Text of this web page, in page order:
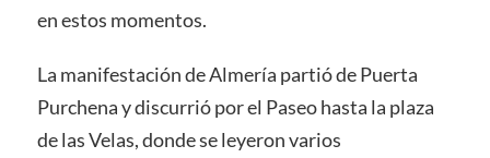
en estos momentos.
La manifestación de Almería partió de Puerta
Purchena y discurrió por el Paseo hasta la plaza
de las Velas, donde se leyeron varios